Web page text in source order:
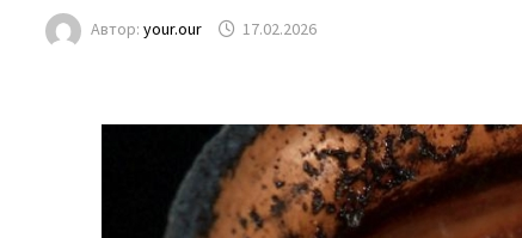
Автор:your.our 17.02.2026